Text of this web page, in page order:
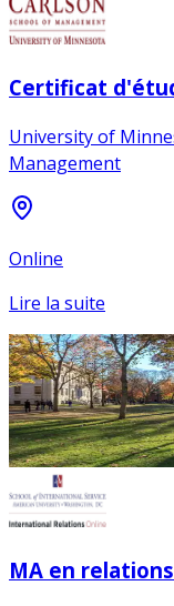
Certificat
University of
Management
Online
Lire la suite
MA en